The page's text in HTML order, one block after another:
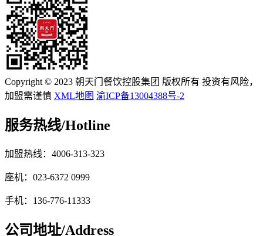
Copyright © 2023 朝天门餐饮控股集团 版权所有 投资有风险，
加盟需谨慎 XML地图 渝ICP备13004388号-2
服务热线/Hotline
加盟热线：4006-313-323
座机：023-6372 0999
手机：136-776-11333
公司地址/Address